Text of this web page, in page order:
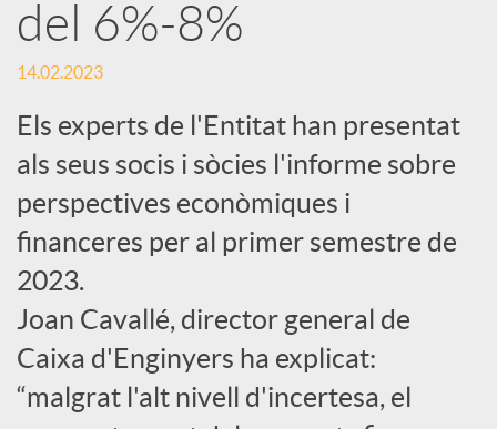
a
d
o
r
d
e
del 6%-8%
14.02.2023
Els experts de l'Entitat han presentat
als seus socis i sòcies l'informe sobre
perspectives econòmiques i
financeres per al primer semestre de
2023.
Joan Cavallé, director general de
Caixa d'Enginyers ha explicat:
“malgrat l'alt nivell d'incertesa, el